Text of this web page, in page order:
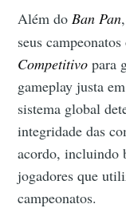
Além doBan Pan
seus
Competitivo para
gameplay justa
sistema global
integridade das
acordo, incluindo
jogadores que
campeonatos.